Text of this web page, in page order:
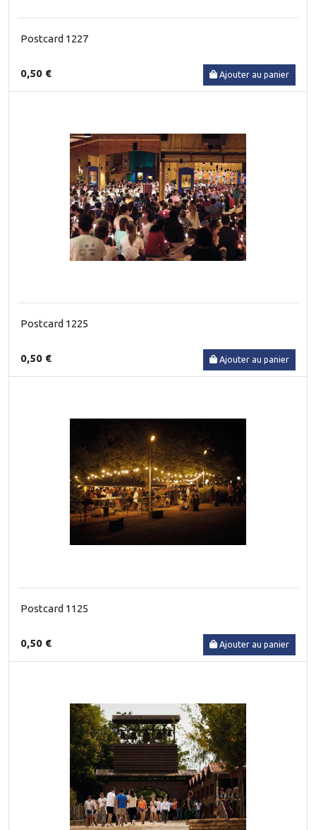
Postcard 1227
0,50 € Ajouter au panier
Postcard 1225
0,50 € Ajouter au panier
Postcard 1125
0,50 € Ajouter au panier